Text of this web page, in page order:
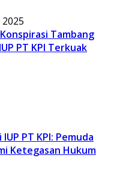
Tambang
PT KPI Terkuak
PT KPI: Pemuda
Ketegasan Hukum